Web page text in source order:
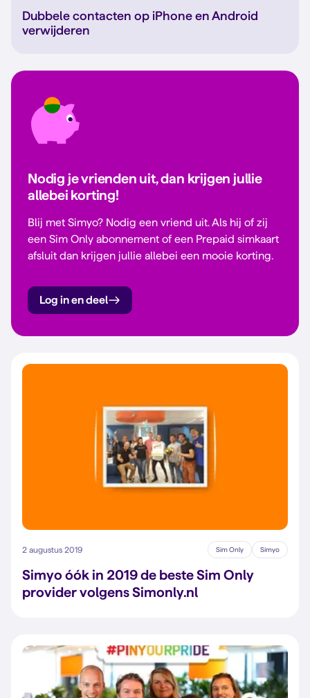
Dubbele contacten op iPhone en Android
verwijderen
Nodig je vrienden uit, dan krijgen jullie
allebei korting!
Blij met Simyo? Nodig een vriend uit. Als hij of zij
een Sim Only abonnement of een Prepaid simkaart
afsluit dan krijgen jullie allebei een mooie korting.
Log in en deel
2 augustus 2019 Sim Only Simyo
Simyo óók in 2019 de beste Sim Only
provider volgens Simonly.nl